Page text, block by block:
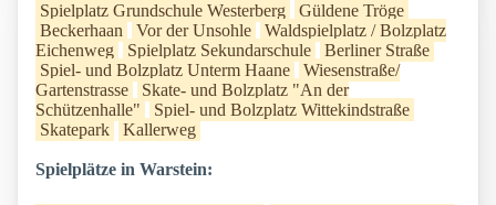
Spielplatz Grundschule Westerberg
Güldene Tröge
Beckerhaan
Vor der Unsohle
Waldspielplatz / Bolzplatz
Eichenweg
Spielplatz Sekundarschule
Berliner Straße
Spiel- und Bolzplatz Unterm Haane
Wiesenstraße/
Gartenstrasse
Skate- und Bolzplatz "An der
Schützenhalle"
Spiel- und Bolzplatz Wittekindstraße
Skatepark
Kallerweg
Spielplätze in Warstein: